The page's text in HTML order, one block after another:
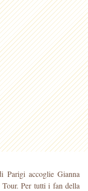
Parigi accoglie Gianna
Per tutti i fan della